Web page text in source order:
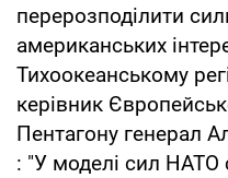
перерозподілити
американських
Тихоокеанському
керівник
Пентагону генерал
: "У моделі сил НАТО